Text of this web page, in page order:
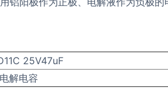
25V47uF
解电容